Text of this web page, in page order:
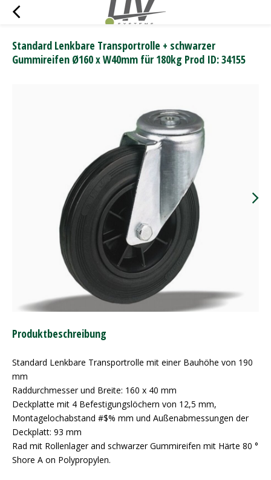
Standard Lenkbare Transportrolle + schwarzer
Gummireifen Ø160 x W40mm für 180kg Prod ID: 34155
Produktbeschreibung
Standard Lenkbare Transportrolle mit einer Bauhöhe von 190
mm
Raddurchmesser und Breite: 160 x 40 mm
Deckplatte mit 4 Befestigungslöchern von 12,5 mm,
Montagelochabstand #$% mm und Außenabmessungen der
Deckplatt: 93 mm
Rad mit Rollenlager and schwarzer Gummireifen mit Härte 80 °
Shore A on Polypropylen.